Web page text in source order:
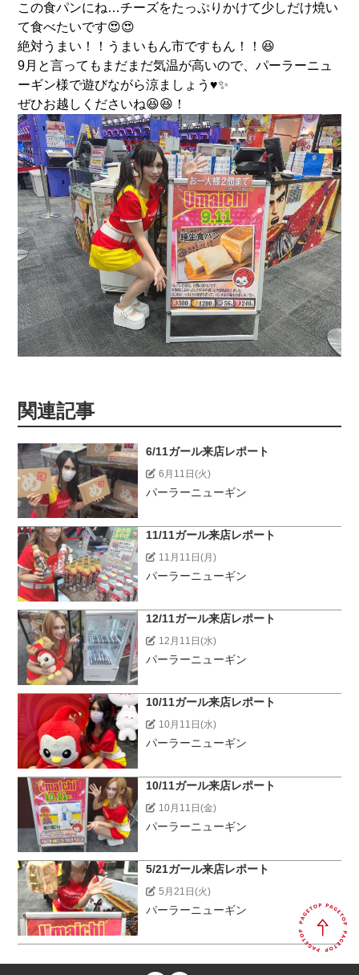
この食パンにね…チーズをたっぷりかけて少しだけ焼い
て食べたいです😍😍
絶対うまい！！うまいもん市ですもん！！😆
9月と言ってもまだまだ気温が高いので、パーラーニュ
ーギン様で遊びながら涼ましょう♥️✨
ぜひお越しくださいね😆😆！
関連記事
6/11ガール来店レポート
6月11日(火)
パーラーニューギン
11/11ガール来店レポート
11月11日(月)
パーラーニューギン
12/11ガール来店レポート
12月11日(水)
パーラーニューギン
10/11ガール来店レポート
10月11日(水)
パーラーニューギン
10/11ガール来店レポート
10月11日(金)
パーラーニューギン
5/21ガール来店レポート
5月21日(火)
パーラーニューギン